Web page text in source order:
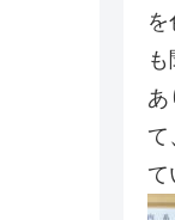
あ
て
て